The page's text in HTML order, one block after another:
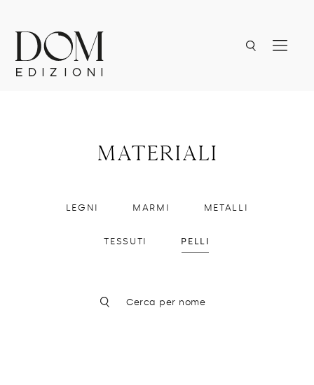
materiali
LEGNI MARMI METALLI
TESSUTI PELLI